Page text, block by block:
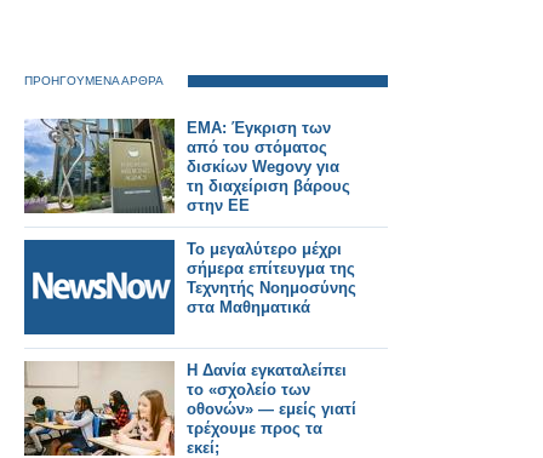
ΠΡΟΗΓΟΥΜΕΝΑ ΑΡΘΡΑ
EMA: Έγκριση των
από του στόματος
δισκίων Wegovy για
τη διαχείριση βάρους
στην ΕΕ
Το μεγαλύτερο μέχρι
σήμερα επίτευγμα της
Τεχνητής Νοημοσύνης
στα Μαθηματικά
Η Δανία εγκαταλείπει
το «σχολείο των
οθονών» — εμείς γιατί
τρέχουμε προς τα
εκεί;